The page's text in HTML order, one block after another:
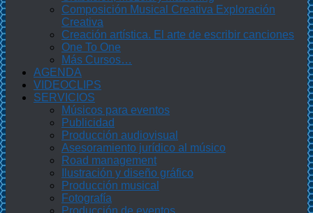
Composición Musical Creativa Exploración
Creativa
Creación artística. El arte de escribir canciones
One To One
Más Cursos…
AGENDA
VIDEOCLIPS
SERVICIOS
Músicos para eventos
Publicidad
Producción audiovisual
Asesoramiento jurídico al músico
Road management
Ilustración y diseño gráfico
Producción musical
Fotografía
Producción de eventos